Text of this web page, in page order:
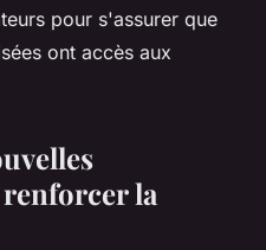
pour s'assurer que
ont accès aux
la